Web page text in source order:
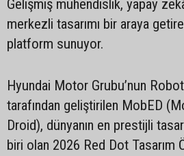
Gelişmiş mühendislik, yapay
merkezli tasarımı bir araya
platform sunuyor.
Hyundai Motor Grubu’nun
tarafından geliştirilen MobED
Droid), dünyanın en prestijli
biri olan 2026 Red Dot Tasarım